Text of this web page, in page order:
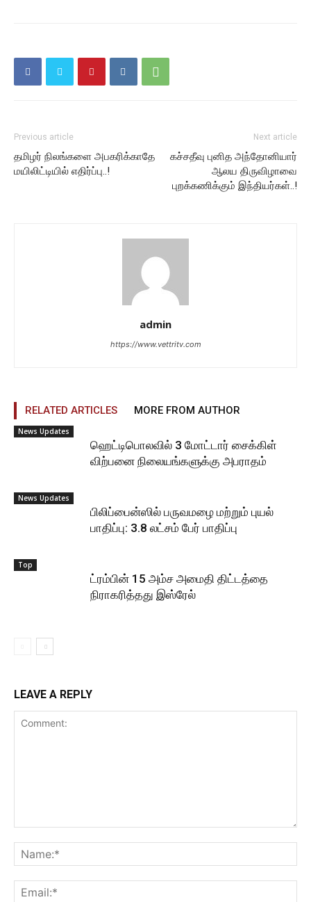
Previous article
தமிழர் நிலங்களை அபகரிக்காதே
மயிலிட்டியில் எதிர்ப்பு..!
Next article
கச்சதீவு புனித அந்தோனியார்
ஆலய திருவிழாவை
புறக்கணிக்கும் இந்தியர்கள்..!
admin
https://www.vettritv.com
RELATED ARTICLES MORE FROM AUTHOR
News Updates
ஹெட்டிபொலவில் 3 மோட்டார் சைக்கிள்
விற்பனை நிலையங்களுக்கு அபராதம்
News Updates
பிலிப்பைன்ஸில் பருவமழை மற்றும் புயல்
பாதிப்பு: 3.8 லட்சம் பேர் பாதிப்பு
Top
ட்ரம்பின் 15 அம்ச அமைதி திட்டத்தை
நிராகரித்தது இஸ்ரேல்
LEAVE A REPLY